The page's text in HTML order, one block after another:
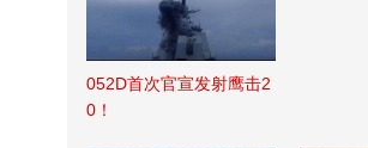
052D首次官宣发射鹰击2
0！